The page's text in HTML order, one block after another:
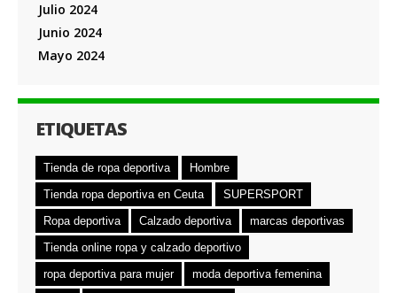
Julio 2024
Junio 2024
Mayo 2024
ETIQUETAS
Tienda de ropa deportiva
Hombre
Tienda ropa deportiva en Ceuta
SUPERSPORT
Ropa deportiva
Calzado deportiva
marcas deportivas
Tienda online ropa y calzado deportivo
ropa deportiva para mujer
moda deportiva femenina